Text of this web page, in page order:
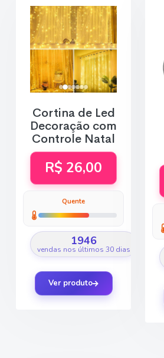
Cortina de Led
Decoração com
Controle Natal
R$ 26,00
Quente
1946
vendas nos últimos 30 dias
Ver produto